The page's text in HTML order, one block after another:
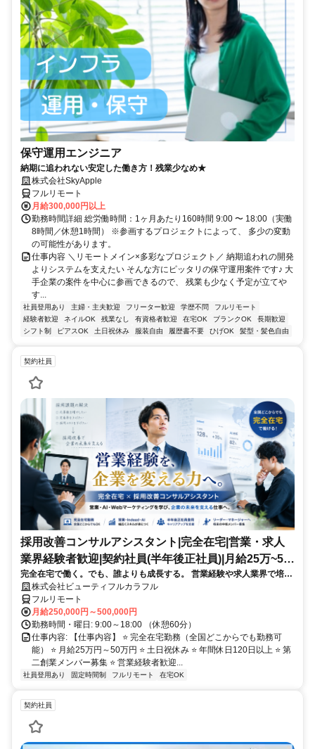
保守運用エンジニア
納期に追われない安定した働き方！残業少なめ★
株式会社SkyApple
フルリモート
月給300,000円以上
勤務時間詳細 総労働時間：1ヶ月あたり160時間 9:00 〜 18:00（実働
8時間／休憩1時間） ※参画するプロジェクトによって、 多少の変動
の可能性があります。
仕事内容 ＼リモートメイン×多彩なプロジェクト／ 納期追われの開発
よりシステムを支えたい そんな方にピッタリの保守運用案件です♪ 大
手企業の案件を中心に参画できるので、 残業も少なく予定が立てや
す...
社員登用あり 主婦・主夫歓迎 フリーター歓迎 学歴不問
フルリモート
経験者歓迎
ネイルOK 残業なし 有資格者歓迎 在宅OK ブランクOK
長期歓迎
シフト制
ピアスOK 土日祝休み 服装自由 履歴書不要 ひげOK 髪型・髪色自由
契約社員
採用改善コンサルアシスタント|完全在宅|営業・求人
業界経験者歓迎|契約社員(半年後正社員)|月給25万~50
万円
完全在宅で働く。でも、誰よりも成長する。 営業経験や求人業界で培っ
た経験を、「企業の採用を変える仕事」に活かしませんか？私たちは全
国3,000社以上の採用支援を行う採用改善会社です。営業・Indeed・
AI・Webマーケティング・分析・マネジメントまで幅広く学びながら、
企業の採用成功を支えるコンサルタントへ。将来はリーダー・マネージ
ャー・新規事業責任者など、会社を支える中核人材として活躍できま
す。
株式会社ビューティフルカラフル
フルリモート
月給250,000円～500,000円
勤務時間・曜日: 9:00～18:00 （休憩60分）
仕事内容: 【仕事内容】 ⭐ 完全在宅勤務（全国どこからでも勤務可
能） ⭐ 月給25万円～50万円 ⭐ 土日祝休み ⭐ 年間休日120日以上 ⭐ 第
二創業メンバー募集 ⭐ 営業経験者歓迎...
社員登用あり 固定時間制 フルリモート 在宅OK
契約社員